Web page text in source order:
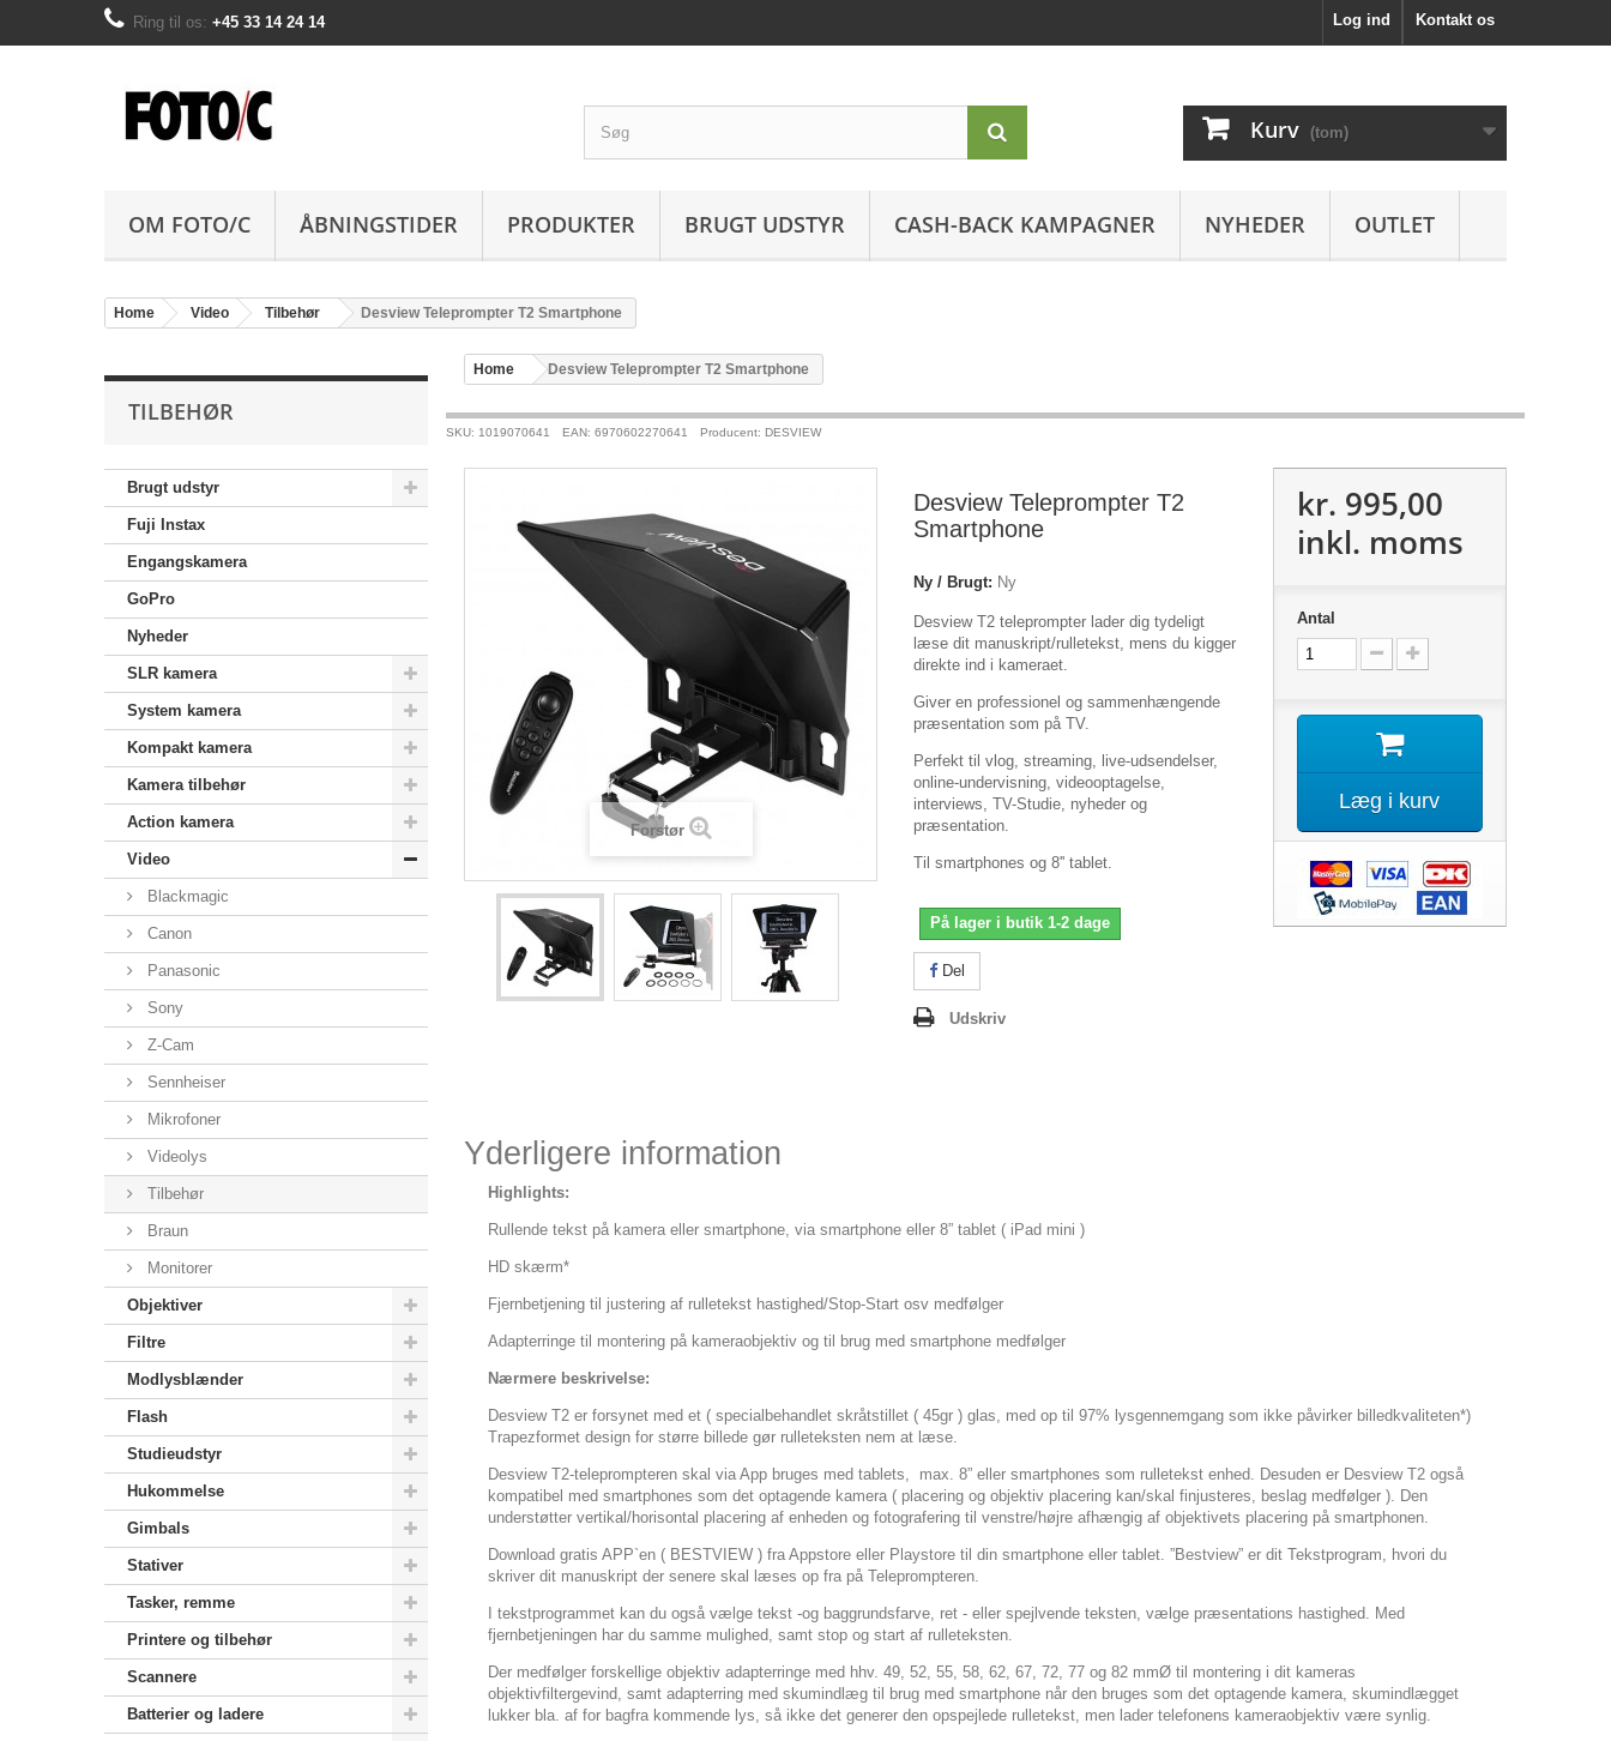
Kontakt os
Ring til os: +45 33 14 24 14 Log ind
Kurv (tom)
OM FOTO/C ÅBNINGSTIDER PRODUKTER BRUGT UDSTYR CASH-BACK KAMPAGNER NYHEDER OUTLET
Home Video Tilbehør Desview Teleprompter T2 Smartphone
TILBEHØR
Brugt udstyr
Fuji Instax
Engangskamera
GoPro
Nyheder
SLR kamera
System kamera
Kompakt kamera
Kamera tilbehør
Action kamera
Video
Blackmagic
Canon
Panasonic
Sony
Z-Cam
Sennheiser
Mikrofoner
Videolys
Tilbehør
Braun
Monitorer
Objektiver
Filtre
Modlysblænder
Flash
Studieudstyr
Hukommelse
Gimbals
Stativer
Tasker, remme
Printere og tilbehør
Scannere
Batterier og ladere
Home >Desview Teleprompter T2 Smartphone
SKU: 1019070641 EAN: 6970602270641 Producent: DESVIEW
Forstør
Desview Teleprompter T2
Smartphone
Ny / Brugt: Ny
Desview T2 teleprompter lader dig tydeligt
læse dit manuskript/rulletekst, mens du kigger
direkte ind i kameraet.
Giver en professionel og sammenhængende
præsentation som på TV.
Perfekt til vlog, streaming, live-udsendelser,
online-undervisning, videooptagelse,
interviews, TV-Studie, nyheder og
præsentation.
Til smartphones og 8'' tablet.
På lager i butik 1-2 dage
Del
Udskriv
kr. 995,00
inkl. moms
Antal
Læg i kurv
Yderligere information
Highlights:
Rullende tekst på kamera eller smartphone, via smartphone eller 8” tablet ( iPad mini )
HD skærm*
Fjernbetjening til justering af rulletekst hastighed/Stop-Start osv medfølger
Adapterringe til montering på kameraobjektiv og til brug med smartphone medfølger
Nærmere beskrivelse:
Desview T2 er forsynet med et ( specialbehandlet skråtstillet ( 45gr ) glas, med op til 97% lysgennemgang som ikke påvirker billedkvaliteten*)
Trapezformet design for større billede gør rulleteksten nem at læse.
Desview T2-teleprompteren skal via App bruges med tablets,
max. 8” eller smartphones som rulletekst enhed. Desuden er Desview T2 også
kompatibel med smartphones som det optagende kamera ( placering og objektiv placering kan/skal finjusteres, beslag medfølger ). Den
understøtter vertikal/horisontal placering af enheden og fotografering til venstre/højre afhængig af objektivets placering på smartphonen.
Download gratis APP`en ( BESTVIEW ) fra Appstore eller Playstore til din smartphone eller tablet. ”Bestview” er dit Tekstprogram, hvori du
skriver dit manuskript der senere skal læses op fra på Teleprompteren.
I tekstprogrammet kan du også vælge tekst -og baggrundsfarve, ret - eller spejlvende teksten, vælge præsentations hastighed. Med
fjernbetjeningen har du samme mulighed, samt stop og start af rulleteksten.
Der medfølger forskellige objektiv adapterringe med hhv. 49, 52, 55, 58, 62, 67, 72, 77 og 82 mmØ til montering i dit kameras
objektivfiltergevind, samt adapterring med skumindlæg til brug med smartphone når den bruges som det optagende kamera, skumindlægget
lukker bla. af for bagfra kommende lys, så ikke det generer den opspejlede rulletekst, men lader telefonens kameraobjektiv være synlig.